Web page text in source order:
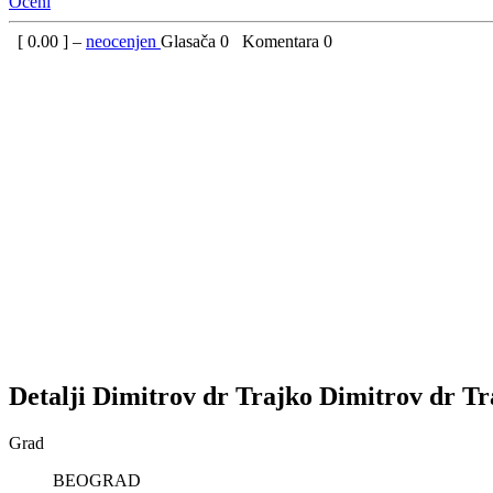
[ 0.00 ] – neocenjen Glasača 0 Komentara 0
Detalji Dimitrov dr Trajko Dimitrov dr
Grad
BEOGRAD